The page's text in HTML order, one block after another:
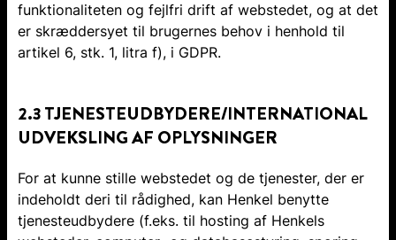
funktionaliteten og fejlfri drift af webstedet, og at det
er skræddersyet til brugernes behov i henhold til
artikel 6, stk. 1, litra f), i GDPR.
2.3 TJENESTEUDBYDERE/INTERNATIONAL
UDVEKSLING AF OPLYSNINGER
For at kunne stille webstedet og de tjenester, der er
indeholdt deri til rådighed, kan Henkel benytte
tjenesteudbydere (f.eks. til hosting af Henkels